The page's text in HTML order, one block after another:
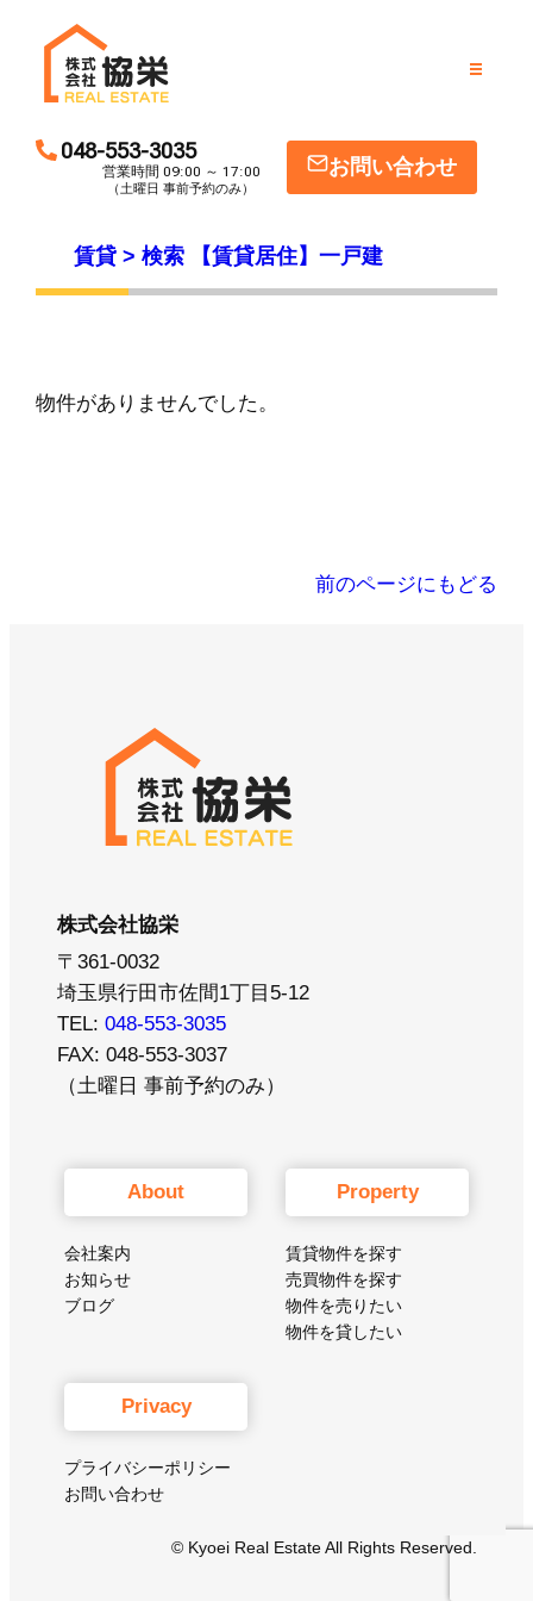
物件を売りたい
物件を貸したい
会社案内
048-553-3035
営業時間 09:00 ～ 17:00
（土曜日 事前予約のみ）
お問い合わせ
賃貸 > 検索 【賃貸居住】一戸建
物件がありませんでした。
前のページにもどる
株式会社協栄
〒361-0032
埼玉県行田市佐間1丁目5-12
TEL: 048-553-3035
FAX: 048-553-3037
（土曜日 事前予約のみ）
About
会社案内
お知らせ
ブログ
Property
賃貸物件を探す
売買物件を探す
物件を売りたい
物件を貸したい
Privacy
プライバシーポリシー
お問い合わせ
© Kyoei Real Estate All Rights Reserved.